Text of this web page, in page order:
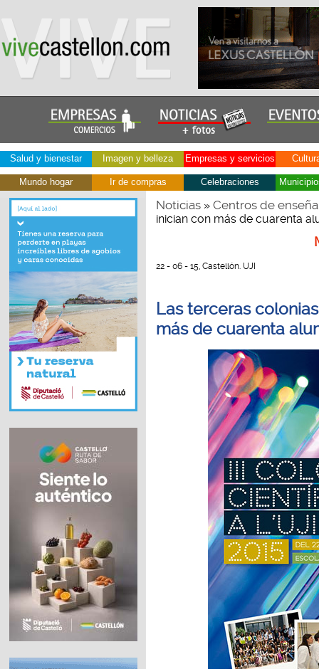
Salud y bienestar Imagen y belleza Empresas y servicios
Mundo hogar Ir de compras Celebraciones
Noticias» Centros de
inician con más de cuarenta
22 - 06 - 15, Castellón. UJI
Las terceras
más de cuarenta